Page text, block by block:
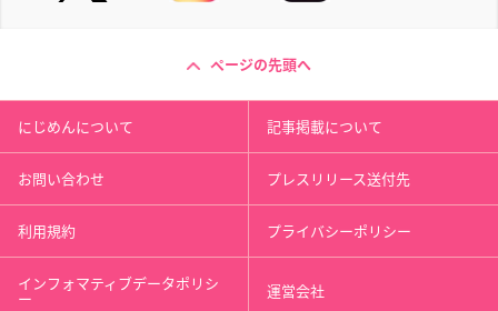
ページの先頭へ
にじめんについて 記事掲載について
お問い合わせ プレスリリース送付先
利用規約 プライバシーポリシー
インフォマティブデータポリシ
ー 運営会社